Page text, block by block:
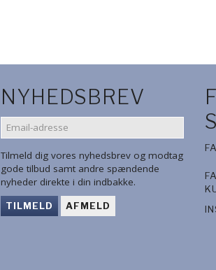
NYHEDSBREV
EMAIL-
ADRESSE
Tilmeld dig vores nyhedsbrev og modtag
gode tilbud samt andre spændende
nyheder direkte i din indbakke.
TILMELD AFMELD